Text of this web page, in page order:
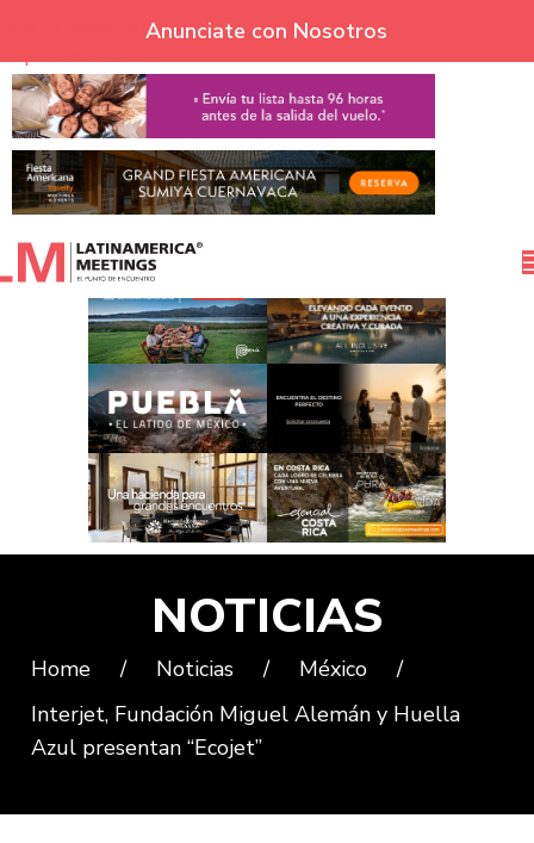
Skip to navigation
Skip to main content
Anunciate con Nosotros
NOTICIAS
Home / Noticias / México
/
Interjet, Fundación Miguel Alemán y Huella
Azul presentan “Ecojet”